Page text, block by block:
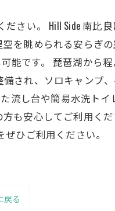
さい。 Hill Side 南比
を眺められる安らぎ
能です。 琵琶湖から
され、ソロキャンプ
流し台や簡易水洗ト
も安心してご利用く
ひご利用ください。
戻る